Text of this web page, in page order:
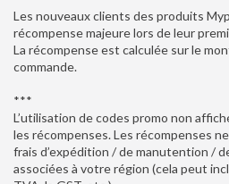
Les nouveaux clients des produits
récompense majeure lors de leur
La récompense est calculée sur le
commande.
***
L’utilisation de codes promo non
les récompenses. Les récompenses
frais d’expédition / de manutention /
associées à votre région (cela peut